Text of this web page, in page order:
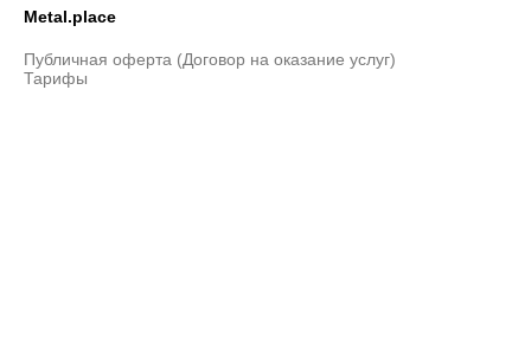
Metal.place
Публичная оферта (Договор на оказание услуг)
Тарифы